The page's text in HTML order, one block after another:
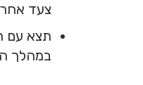
צעד
תצא עם
במהלך